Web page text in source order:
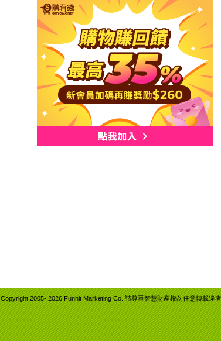
Copyright 2005-2026 Funhit Marketing Co. 請尊重智慧財產權勿任意轉載違